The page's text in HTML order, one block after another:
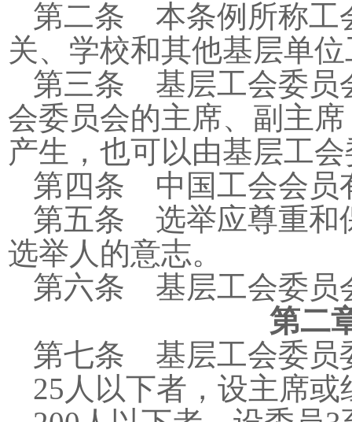
第二条 本条例所称工
关、学校和其他基层单
第三条 基层工会委员
会委员会的主席、副主
产生，也可以由基层工
第四条 中国工会会员
第五条 选举应尊重和
选举人的意志。
第六条 基层工会委员
第二
第七条 基层工会委员
25 人以下者，设主席或